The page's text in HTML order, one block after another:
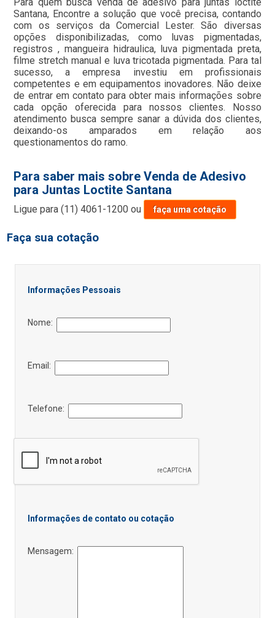
Santana, Encontre a solução que você precisa, contando
com os serviços da Comercial Lester. São diversas
opções disponibilizadas, como luvas pigmentadas,
registros , mangueira hidraulica, luva pigmentada preta,
filme stretch manual e luva tricotada pigmentada. Para tal
sucesso, a empresa investiu em profissionais
competentes e em equipamentos inovadores. Não deixe
de entrar em contato para obter mais informações sobre
cada opção oferecida para nossos clientes. Nosso
atendimento busca sempre sanar a dúvida dos clientes,
deixando-os amparados em relação aos
questionamentos do ramo.
Para saber mais sobre Venda de Adesivo
para Juntas Loctite Santana
Ligue para(11) 4061-1200 ou faça uma cotação
Faça sua cotação
Informações Pessoais
Nome:
Email:
Telefone:
Informações de contato ou cotação
Mensagem: